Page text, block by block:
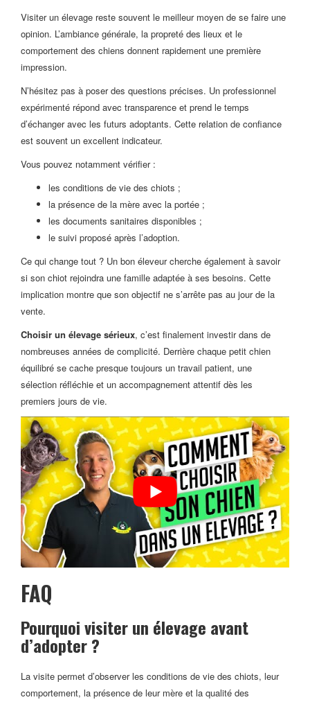
Visiter un élevage reste souvent le meilleur moyen de se faire une
opinion. L’ambiance générale, la propreté des lieux et le
comportement des chiens donnent rapidement une première
impression.
N’hésitez pas à poser des questions précises. Un professionnel
expérimenté répond avec transparence et prend le temps
d’échanger avec les futurs adoptants. Cette relation de confiance
est souvent un excellent indicateur.
Vous pouvez notamment vérifier :
les conditions de vie des chiots ;
la présence de la mère avec la portée ;
les documents sanitaires disponibles ;
le suivi proposé après l’adoption.
Ce qui change tout ? Un bon éleveur cherche également à savoir
si son chiot rejoindra une famille adaptée à ses besoins. Cette
implication montre que son objectif ne s’arrête pas au jour de la
vente.
Choisir un élevage sérieux, c’est finalement investir dans de
nombreuses années de complicité. Derrière chaque petit chien
équilibré se cache presque toujours un travail patient, une
sélection réfléchie et un accompagnement attentif dès les
premiers jours de vie.
FAQ
Pourquoi visiter un élevage avant
d’adopter ?
La visite permet d’observer les conditions de vie des chiots, leur
comportement, la présence de leur mère et la qualité des